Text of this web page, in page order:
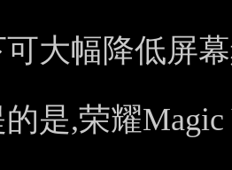
大幅降低屏
是,荣耀